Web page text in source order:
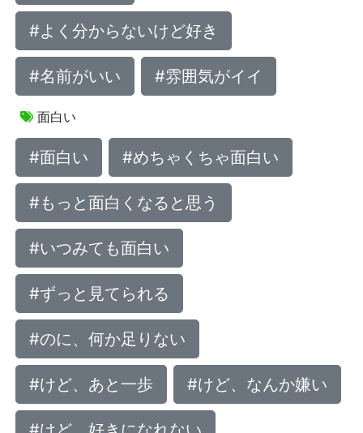
#よく分からないけど好き
#名前がいい #雰囲気がイイ
面白い
#面白い #めちゃくちゃ面白い
#もっと面白くなると思う
#いつみても面白い
#ずっと見てられる
#のに、何か足りない
#けど、あと一歩 #けど、なんか嫌い